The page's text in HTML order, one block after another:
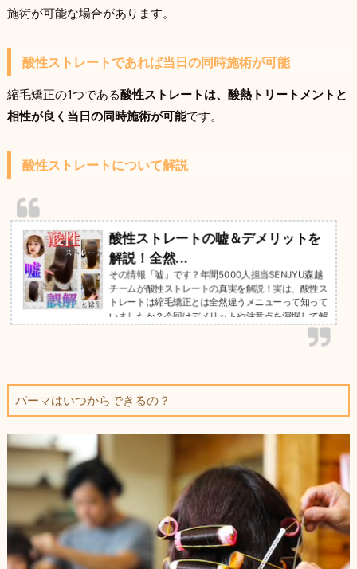
施術が可能な場合があります。
酸性ストレートであれば当日の同時施術が可能
縮毛矯正の1つである酸性ストレートは、酸熱トリートメントと
相性が良く当日の同時施術が可能です。
酸性ストレートについて解説
酸性ストレートの嘘＆デメリットを
解説！全然...
その情報「嘘」です？年間5000人担当SENJYU森越
チームが酸性ストレートの真実を解説！実は、酸性ス
トレートは縮毛矯正とは全然違うメニューって知って
いましたか？今回はデメリットや注意点を深堀して解
説しますが、嘘や誤解についても詳しく解説します。
パーマはいつからできるの？